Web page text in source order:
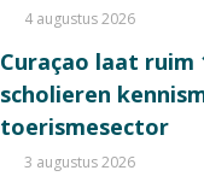
4 augustus 2026
Curaçao laat ruim
scholieren
toerismesector
3 augustus 2026